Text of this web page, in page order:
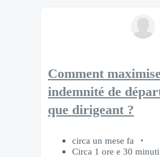
Comment
indemnité de
que dirigeant ?
circa un mese fa
Circa 1 ore e 30 minuti